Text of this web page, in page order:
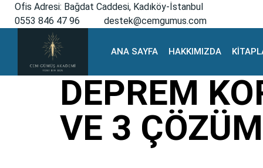
Ofis Adresi: Bağdat Caddesi, Kadıköy-İstanbul
0553 846 47 96
destek@cemgumus.com
ANA SAYFA HAKKIMIZDA
DEPREM
VE 3